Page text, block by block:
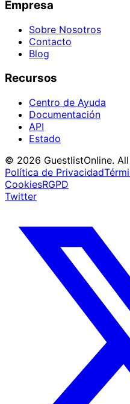
Empresa
Sobre Nosotros
Contacto
Blog
Recursos
Centro de Ayuda
Documentación
API
Estado
© 2026 GuestlistOnline.
Política de Privacidad
CookiesRGPD
Twitter